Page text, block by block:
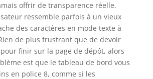
offrir de transparence réelle.
ressemble parfois à un vieux
des caractères en mode texte à
de plus frustrant que de devoir
finir sur la page de dépôt, alors
est que le tableau de bord vous
en police 8, comme si les